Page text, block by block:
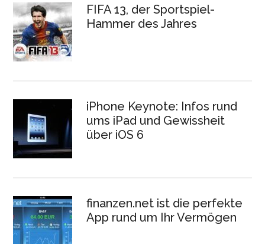
FIFA 13, der Sportspiel-
Hammer des Jahres
iPhone Keynote: Infos rund
ums iPad und Gewissheit
über iOS 6
finanzen.net ist die perfekte
App rund um Ihr Vermögen